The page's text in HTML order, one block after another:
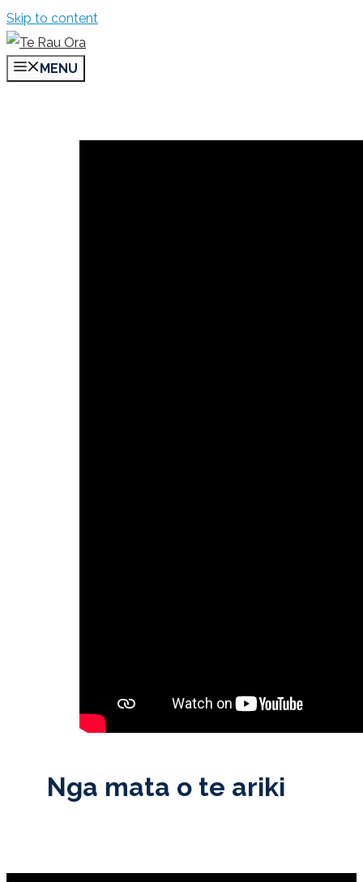
Skip to content
MENU
Nga mata o te ariki